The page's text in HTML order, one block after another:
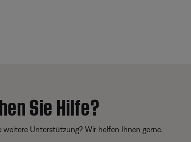
Sie Hilfe?
weitere Unterstützung? Wir helfen Ihnen gerne.